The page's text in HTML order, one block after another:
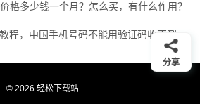
分享
格多少钱一个月？怎么买，有什么作用？
© 2026 轻松下载站